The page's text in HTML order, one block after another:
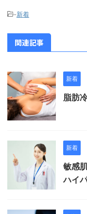
-新着
関連記事
新着
脂肪
新着
敏感
ハイ